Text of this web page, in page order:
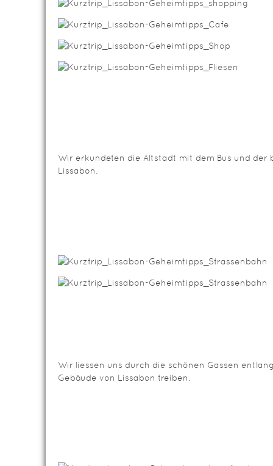
Wir erkundeten die Altstadt mit dem Bus und der
Lissabon.
Wir liessen uns durch die schönen Gassen
Gebäude von Lissabon treiben.